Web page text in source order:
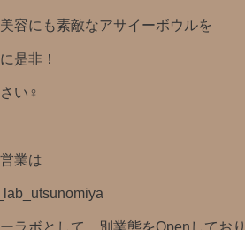
容にも素敵なアサイーボウルを
是非！
い‍♀️
業は
ラボとして、別業態をOpenしてお